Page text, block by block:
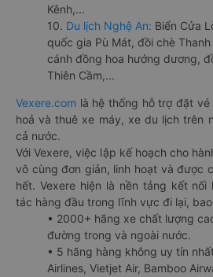
Kênh,...
10. Du lịch Nghệ An: Biển Cửa
quốc gia Pù Mát, đồi chè
cánh đồng hoa hướng dương,
Thiên Cầm,...
Vexere.com là hệ thống hỗ trợ đặt
hoả và thuê xe máy, xe du lịch trên
cả nước.
Với Vexere, việc lập kế hoạch cho
vô cùng đơn giản, linh hoạt và được
hết. Vexere hiện là nền tảng kết
tác hàng đầu trong lĩnh vực đi lại,
• 2000+ hãng xe chất lượng
đường trong và ngoài nước.
• 5 hãng hàng không uy tín
Airlines, Vietjet Air, Bamboo